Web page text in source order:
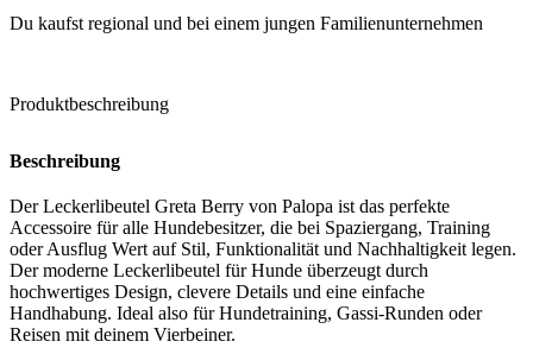
Du kaufst regional und bei einem jungen Familienunternehmen
Produktbeschreibung
Beschreibung
Der Leckerlibeutel Greta Berry von Palopa ist das perfekte
Accessoire für alle Hundebesitzer, die bei Spaziergang, Training
oder Ausflug Wert auf Stil, Funktionalität und Nachhaltigkeit legen.
Der moderne Leckerlibeutel für Hunde überzeugt durch
hochwertiges Design, clevere Details und eine einfache
Handhabung. Ideal also für Hundetraining, Gassi-Runden oder
Reisen mit deinem Vierbeiner.